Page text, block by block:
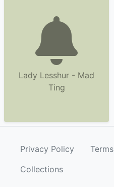
Lady Lesshur - Mad
Ting
Privacy Policy
Collections